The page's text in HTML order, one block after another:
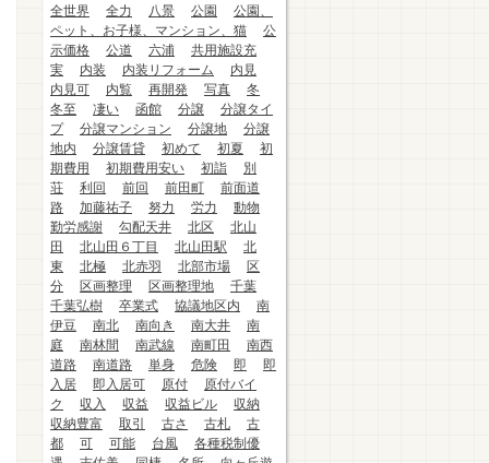
全世界
全力 八景 公園
公園、
ペット、お子様、マンション、猫
公
示価格
公道 六浦
共用施設充
実
内装 内装リフォーム
内見
内見可
内覧 再開発 写真
冬
冬至
凄い 函館 分譲
分譲タイ
プ
分譲マンション 分譲地
分譲
地内
分譲賃貸 初めて 初夏
初
期費用
初期費用安い 初詣
別
荘
利回 前回 前田町
前面道
路
加藤祐子 努力 労力
動物
勤労感謝
勾配天井 北区
北山
田
北山田６丁目 北山田駅
北
東
北極 北赤羽 北部市場
区
分
区画整理 区画整理地
千葉
千葉弘樹
卒業式 協議地区内
南
伊豆
南北 南向き 南大井
南
庭
南林間 南武線 南町田
南西
道路
南道路 単身 危険 即
即
入居
即入居可 原付
原付バイ
ク
収入 収益 収益ビル
収納
収納豊富
取引 古さ 古札
古
都
可 可能 台風
各種税制優